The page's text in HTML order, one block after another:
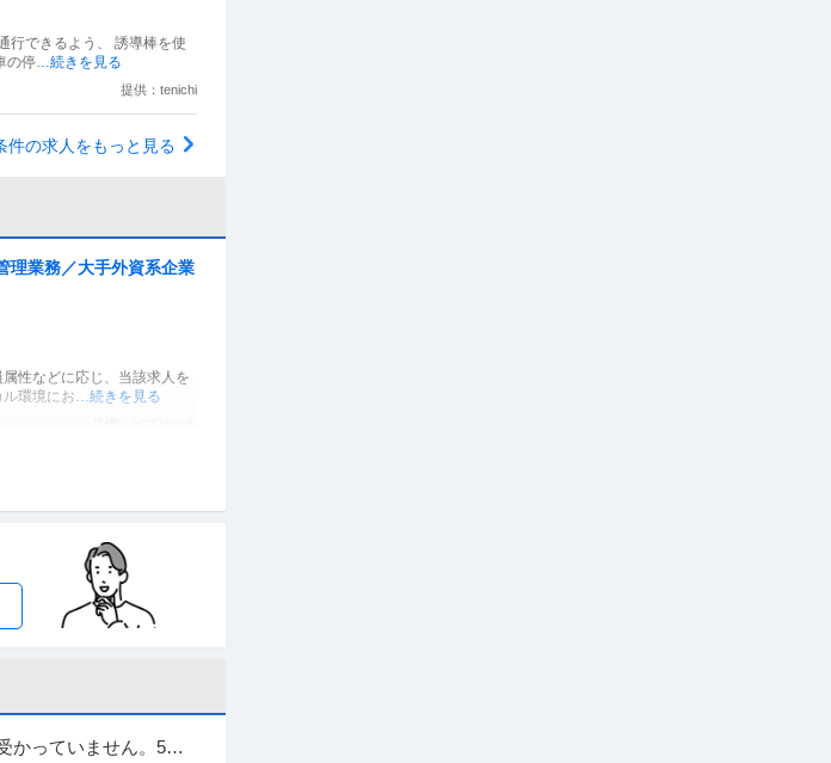
行できるよう、 誘導棒を使
の停…続きを見る
提供：tenichi
件の求人をもっと見る
理業務／大手外資系企業
性などに応じ、当該求人を
環境にお…続きを見る
ライム上場
カー◆東証プライム上場
ー◆東証プライ…続きを見る
と誇りを武器に顧客に
Area Manager）
かっていません。5日